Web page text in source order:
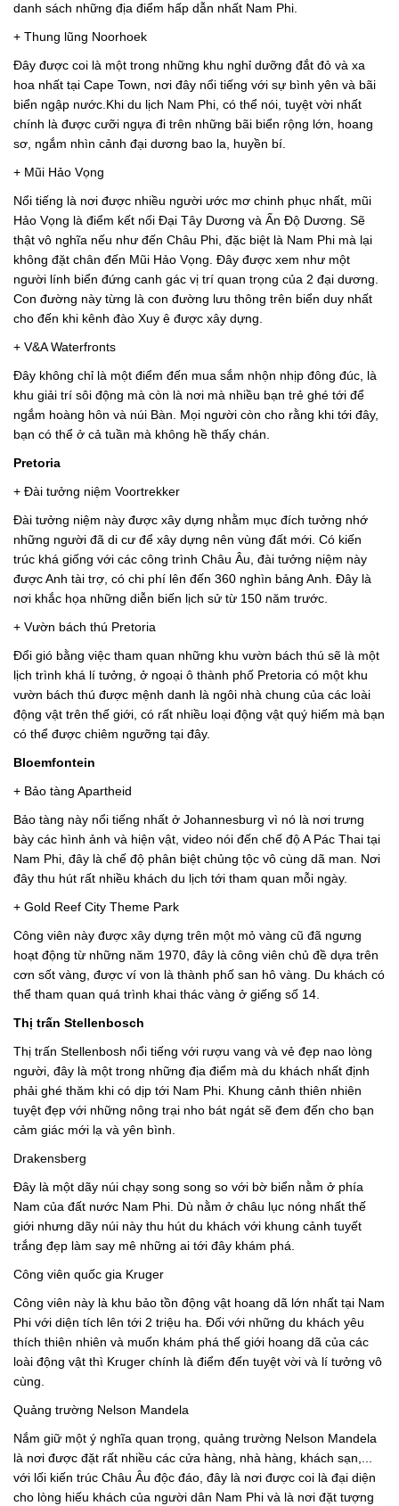
danh sách những địa điểm hấp dẫn nhất Nam Phi.
+ Thung lũng Noorhoek
Đây được coi là một trong những khu nghỉ dưỡng đắt đỏ và xa
hoa nhất tại Cape Town, nơi đây nổi tiếng với sự bình yên và bãi
biển ngập nước.Khi du lịch Nam Phi, có thể nói, tuyệt vời nhất
chính là được cưỡi ngựa đi trên những bãi biển rộng lớn, hoang
sơ, ngắm nhìn cảnh đại dương bao la, huyền bí.
+ Mũi Hảo Vọng
Nổi tiếng là nơi được nhiều người ước mơ chinh phục nhất, mũi
Hảo Vọng là điểm kết nối Đại Tây Dương và Ấn Độ Dương. Sẽ
thật vô nghĩa nếu như đến Châu Phi, đặc biệt là Nam Phi mà lại
không đặt chân đến Mũi Hảo Vọng. Đây được xem như một
người lính biển đứng canh gác vị trí quan trọng của 2 đại dương.
Con đường này từng là con đường lưu thông trên biển duy nhất
cho đến khi kênh đào Xuy ê được xây dựng.
+ V&A Waterfronts
Đây không chỉ là một điểm đến mua sắm nhộn nhịp đông đúc, là
khu giải trí sôi động mà còn là nơi mà nhiều bạn trẻ ghé tới để
ngắm hoàng hôn và núi Bàn. Mọi người còn cho rằng khi tới đây,
bạn có thể ở cả tuần mà không hề thấy chán.
Pretoria
+ Đài tưởng niệm Voortrekker
Đài tưởng niệm này được xây dựng nhằm mục đích tưởng nhớ
những người đã di cư để xây dựng nên vùng đất mới. Có kiến
trúc khá giống với các công trình Châu Âu, đài tưởng niệm này
được Anh tài trợ, có chi phí lên đến 360 nghìn bảng Anh. Đây là
nơi khắc họa những diễn biến lịch sử từ 150 năm trước.
+ Vườn bách thú Pretoria
Đổi gió bằng việc tham quan những khu vườn bách thú sẽ là một
lịch trình khá lí tưởng, ở ngoại ô thành phố Pretoria có một khu
vườn bách thú được mệnh danh là ngôi nhà chung của các loài
động vật trên thế giới, có rất nhiều loại động vật quý hiếm mà bạn
có thể được chiêm ngưỡng tại đây.
Bloemfontein
+ Bảo tàng Apartheid
Bảo tàng này nổi tiếng nhất ở Johannesburg vì nó là nơi trưng
bày các hình ảnh và hiện vật, video nói đến chế độ A Pác Thai tại
Nam Phi, đây là chế độ phân biệt chủng tộc vô cùng dã man. Nơi
đây thu hút rất nhiều khách du lịch tới tham quan mỗi ngày.
+ Gold Reef City Theme Park
Công viên này được xây dựng trên một mỏ vàng cũ đã ngưng
hoạt động từ những năm 1970, đây là công viên chủ đề dựa trên
cơn sốt vàng, được ví von là thành phố san hô vàng. Du khách có
thể tham quan quá trình khai thác vàng ở giếng số 14.
Thị trấn Stellenbosch
Thị trấn Stellenbosh nổi tiếng với rượu vang và vẻ đẹp nao lòng
người, đây là một trong những địa điểm mà du khách nhất định
phải ghé thăm khi có dịp tới Nam Phi. Khung cảnh thiên nhiên
tuyệt đẹp với những nông trại nho bát ngát sẽ đem đến cho bạn
cảm giác mới lạ và yên bình.
Drakensberg
Đây là một dãy núi chạy song song so với bờ biển nằm ở phía
Nam của đất nước Nam Phi. Dù nằm ở châu lục nóng nhất thế
giới nhưng dãy núi này thu hút du khách với khung cảnh tuyết
trắng đẹp làm say mê những ai tới đây khám phá.
Công viên quốc gia Kruger
Công viên này là khu bảo tồn động vật hoang dã lớn nhất tại Nam
Phi với diện tích lên tới 2 triệu ha. Đối với những du khách yêu
thích thiên nhiên và muốn khám phá thế giới hoang dã của các
loài động vật thì Kruger chính là điểm đến tuyệt vời và lí tưởng vô
cùng.
Quảng trường Nelson Mandela
Nắm giữ một ý nghĩa quan trọng, quảng trường Nelson Mandela
là nơi được đặt rất nhiều các cửa hàng, nhà hàng, khách sạn,...
với lối kiến trúc Châu Âu độc đáo, đây là nơi được coi là đại diện
cho lòng hiếu khách của người dân Nam Phi và là nơi đặt tượng